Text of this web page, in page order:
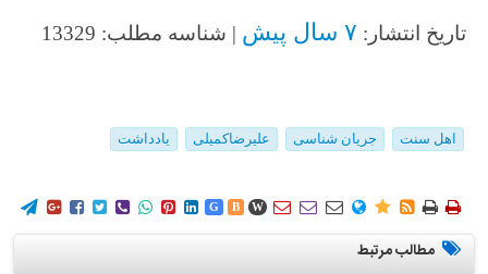
تاریخ انتشار: ۷ سال پیش | شناسه مطلب: 13329
اهل سنت جریان شناسی علیرضاکمیلی یادداشت
        G B W        
مطالب مرتبط